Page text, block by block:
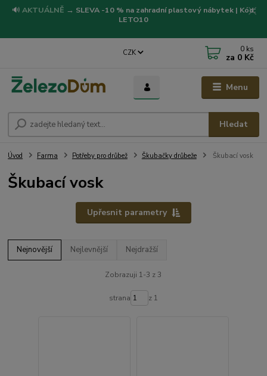
🔊 AKTUÁLNĚ → SLEVA -10 % na zahradní plastový nábytek | Kód:
LETO10
Menu
CZK
Hledat
0 ks
za 0 Kč
Úvod Farma Potřeby pro drůbež Škubačky drůbeže Škubací vosk
Škubací vosk
Upřesnit parametry
Nejnovější Nejlevnější Nejdražší
Zobrazuji 1-3 z 3
strana z 1